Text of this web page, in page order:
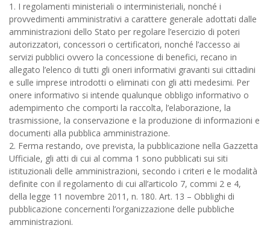
1. I regolamenti ministeriali o interministeriali, nonché i
provvedimenti amministrativi a carattere generale adottati dalle
amministrazioni dello Stato per regolare l’esercizio di poteri
autorizzatori, concessori o certificatori, nonché l’accesso ai
servizi pubblici ovvero la concessione di benefici, recano in
allegato l’elenco di tutti gli oneri informativi gravanti sui cittadini
e sulle imprese introdotti o eliminati con gli atti medesimi. Per
onere informativo si intende qualunque obbligo informativo o
adempimento che comporti la raccolta, l’elaborazione, la
trasmissione, la conservazione e la produzione di informazioni e
documenti alla pubblica amministrazione.
2. Ferma restando, ove prevista, la pubblicazione nella Gazzetta
Ufficiale, gli atti di cui al comma 1 sono pubblicati sui siti
istituzionali delle amministrazioni, secondo i criteri e le modalità
definite con il regolamento di cui all’articolo 7, commi 2 e 4,
della legge 11 novembre 2011, n. 180. Art. 13 – Obblighi di
pubblicazione concernenti l’organizzazione delle pubbliche
amministrazioni.